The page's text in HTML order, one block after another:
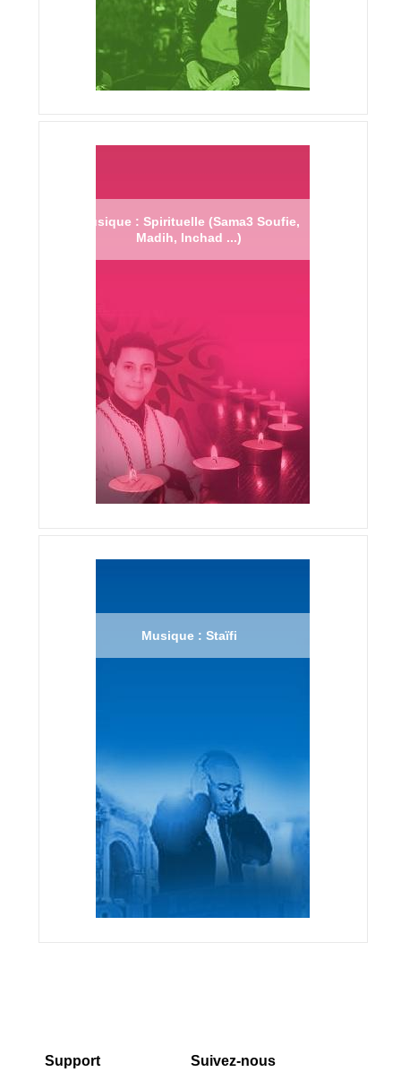
Musique : Spirituelle (Sama3 Soufie,
Madih, Inchad ...)
Musique : Staïfi
Support Suivez-nous